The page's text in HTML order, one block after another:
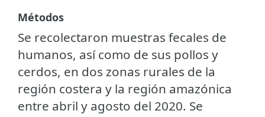
Métodos
Se recolectaron muestras fecales de
humanos, así como de sus pollos y
cerdos, en dos zonas rurales de la
región costera y la región amazónica
entre abril y agosto del 2020. Se